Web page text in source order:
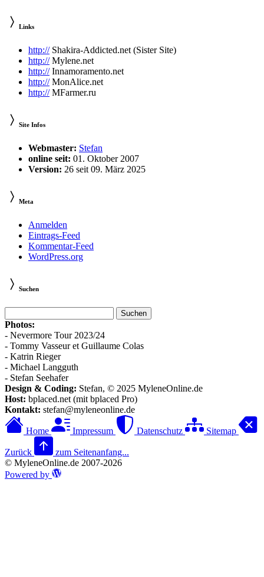
Links
http://Shakira-Addicted.net (Sister Site)
http://Mylene.net
http://Innamoramento.net
http://MonAlice.net
http://MFarmer.ru
Site Infos
Webmaster: Stefan
online seit: 01. Oktober 2007
Version: 26 seit 09. März 2025
Meta
Anmelden
Eintrags-Feed
Kommentar-Feed
WordPress.org
Suchen
nach:
Photos:
- Nevermore Tour 2023/24
- Tommy Vasseur et Guillaume Colas
- Katrin Rieger
- Michael Langguth
- Stefan Seehafer
Design & Coding: Stefan, © 2025 MyleneOnline.de
Host: bplaced.net (mit bplaced Pro)
Kontakt: stefan@myleneonline.de
Home Impressum Datenschutz Sitemap
Zurück
zum Seitenanfang...
© MyleneOnline.de 2007-2026
Powered by